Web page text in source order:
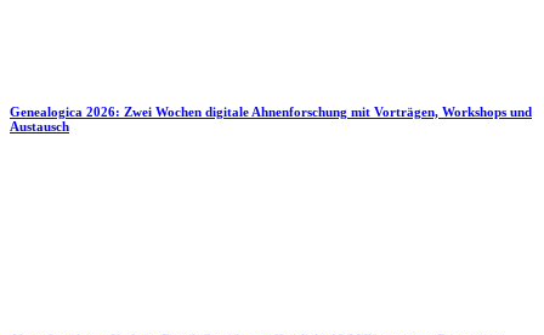
Genealogica 2026: Zwei Wochen digitale Ahnenforschung mit Vorträgen, Workshops und
Austausch